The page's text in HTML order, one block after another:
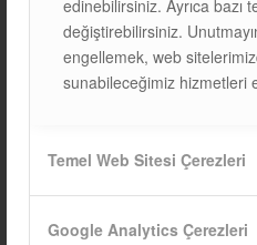
edinebilirsiniz. Ayrıca bazı
değiştirebilirsiniz.
engellemek, web
sunabileceğimiz hizmetleri
Temel Web Sitesi Çerezleri
Google Analytics Çerezleri
kazanacak.
Sonuç:
Arabistan ortaklığı, düşen